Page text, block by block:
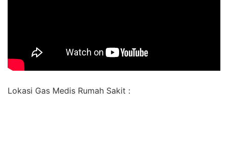
Lokasi Gas Medis Rumah Sakit :